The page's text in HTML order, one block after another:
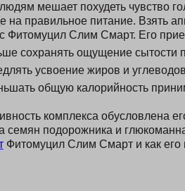
мешает похудеть чувство
на правильное питание. Взять
Фитомуцил Слим Смарт. Его
сохранять ощущение сытости
усвоение жиров и
общую калорийность
комплекса обусловлена
семян подорожника и
Фитомуцил Слим Смарт и как его